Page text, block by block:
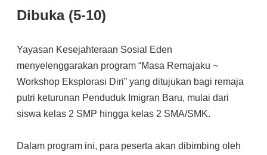
Dibuka (5-10)
Yayasan Kesejahteraan Sosial Eden
menyelenggarakan program “Masa Remajaku ~
Workshop Eksplorasi Diri” yang ditujukan bagi remaja
putri keturunan Penduduk Imigran Baru, mulai dari
siswa kelas 2 SMP hingga kelas 2 SMA/SMK.
Dalam program ini, para peserta akan dibimbing oleh